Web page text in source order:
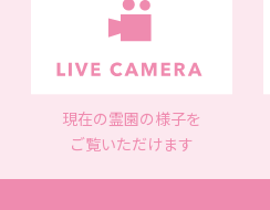
現在の霊園の様子を
ご覧いただけます